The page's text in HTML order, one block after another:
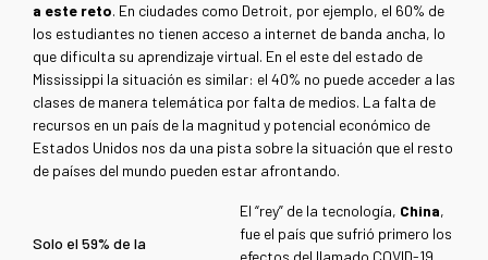
a este reto. En ciudades como Detroit, por ejemplo, el 60% de
los estudiantes no tienen acceso a internet de banda ancha, lo
que dificulta su aprendizaje virtual. En el este del estado de
Mississippi la situación es similar: el 40% no puede acceder a las
clases de manera telemática por falta de medios. La falta de
recursos en un país de la magnitud y potencial económico de
Estados Unidos nos da una pista sobre la situación que el resto
de países del mundo pueden estar afrontando.
Solo el 59% de la
El “rey” de la tecnología, China,
fue el país que sufrió primero los